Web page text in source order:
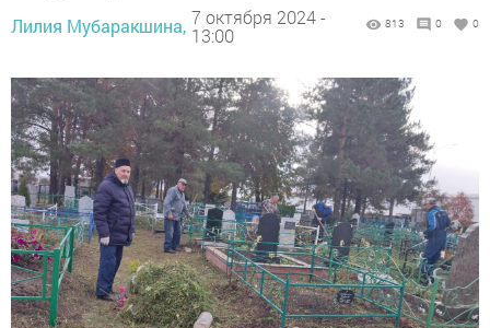
Лилия Мубаракшина, 7 октября 2024 -
13:00
813 0 0